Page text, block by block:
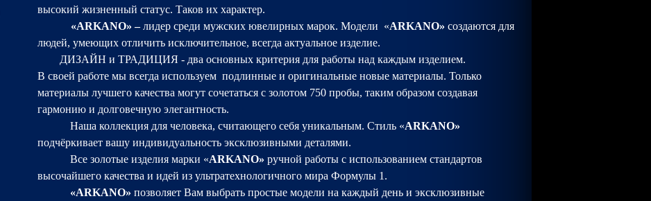
высокий жизненный статус. Таков их характер.
«ARKANO» –лидер среди мужских ювелирных марок. Модели «ARKANO» создаются для
людей, умеющих отличить исключительное, всегда актуальное изделие.
ДИЗАЙН и ТРАДИЦИЯ - два основных критерия для работы над каждым изделием.
В своей работе мы всегда используем подлинные и оригинальные новые материалы. Только
материалы лучшего качества могут сочетаться с золотом 750 пробы, таким образом создавая
гармонию и долговечную элегантность.
Наша коллекция для человека, считающего себя уникальным. Стиль «ARKANO»
подчёркивает вашу индивидуальность эксклюзивными деталями.
Все золотые изделия марки «ARKANO» ручной работы с использованием стандартов
высочайшего качества и идей из ультратехнологичного мира Формулы 1.
«ARKANO» позволяет Вам выбрать простые модели на каждый день и эксклюзивные